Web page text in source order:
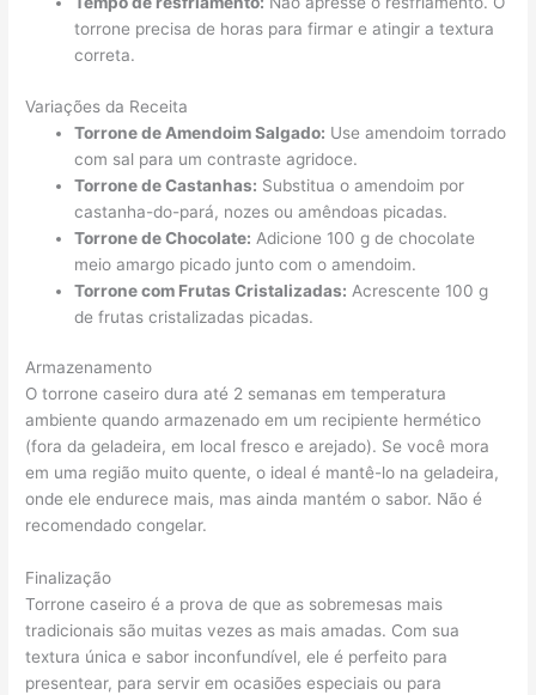
torrone precisa de horas para firmar e atingir a textura
correta.
Variações da Receita
Torrone de Amendoim Salgado: Use amendoim torrado
com sal para um contraste agridoce.
Torrone de Castanhas: Substitua o amendoim por
castanha-do-pará, nozes ou amêndoas picadas.
Torrone de Chocolate: Adicione 100 g de chocolate
meio amargo picado junto com o amendoim.
Torrone com Frutas Cristalizadas: Acrescente 100 g
de frutas cristalizadas picadas.
Armazenamento
O torrone caseiro dura até 2 semanas em temperatura
ambiente quando armazenado em um recipiente hermético
(fora da geladeira, em local fresco e arejado). Se você mora
em uma região muito quente, o ideal é mantê-lo na geladeira,
onde ele endurece mais, mas ainda mantém o sabor. Não é
recomendado congelar.
Finalização
Torrone caseiro é a prova de que as sobremesas mais
tradicionais são muitas vezes as mais amadas. Com sua
textura única e sabor inconfundível, ele é perfeito para
presentear, para servir em ocasiões especiais ou para